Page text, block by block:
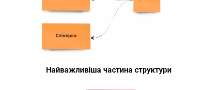
Найважливіша частина структури